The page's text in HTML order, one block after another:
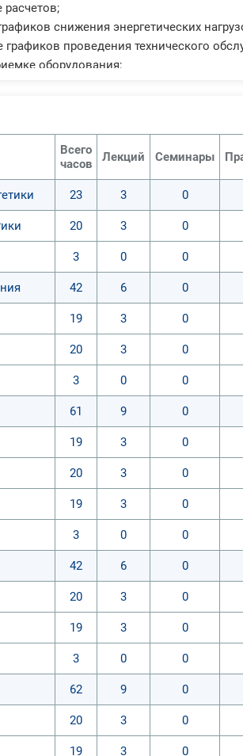
снижения энергетических
графиков проведения технического
оборудования;
Всего
часов
Лекций Семинары
23 3 0
20 3 0
3 0 0
42 6 0
19 3 0
20 3 0
3 0 0
61 9 0
19 3 0
20 3 0
19 3 0
3 0 0
42 6 0
20 3 0
19 3 0
3 0 0
62 9 0
20 3 0
19 3 0